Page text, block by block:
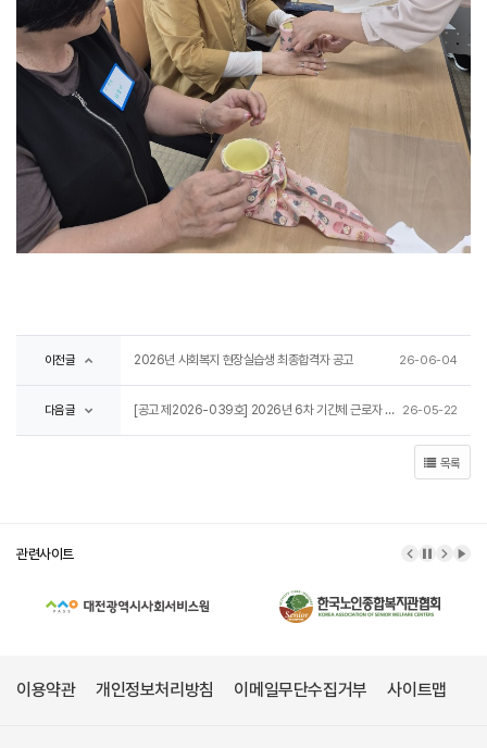
이전글 2026년 사회복지 현장실습생 최종합격자 공고 26-06-04
다음글 [공고 제2026-039호] 2026년 6차 기간제 근로자 채용 공고 26-05-22
목록
관련사이트 이전 배너
배너 정
다음
배
이용약관 개인정보처리방침 이메일무단수집거부 사이트맵